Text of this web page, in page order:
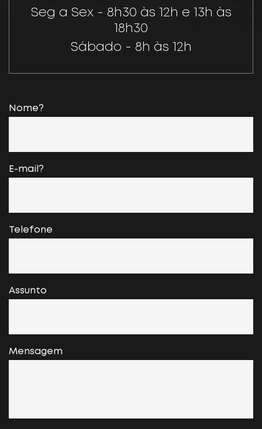
Seg a Sex - 8h30 às 12h e 13h às
18h30
Sábado - 8h às 12h
Nome?
E-mail?
Telefone
Assunto
Mensagem